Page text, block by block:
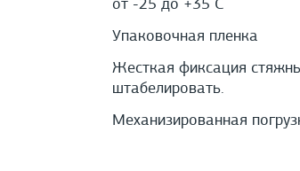
от -25 до +35 С
Упаковочная пленка
Жесткая фиксация
штабелировать.
Механизированная